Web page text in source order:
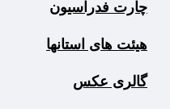
چارت فدراسیون
هیئت های استانها
گالری عکس